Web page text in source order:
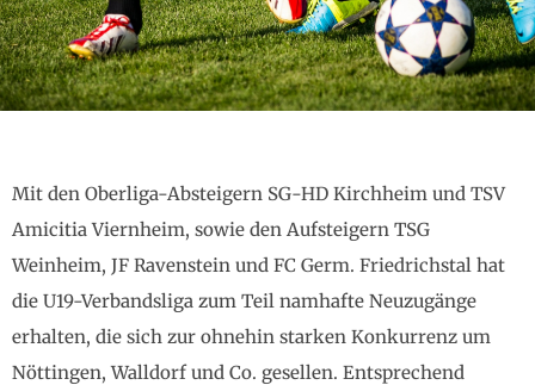
Mit den Oberliga-Absteigern SG-HD Kirchheim und TSV
Amicitia Viernheim, sowie den Aufsteigern TSG
Weinheim, JF Ravenstein und FC Germ. Friedrichstal hat
die U19-Verbandsliga zum Teil namhafte Neuzugänge
erhalten, die sich zur ohnehin starken Konkurrenz um
Nöttingen, Walldorf und Co. gesellen. Entsprechend